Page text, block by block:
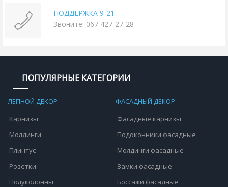
ПОДДЕРЖКА 9-21
Звоните: 067 427-27-28
ПОПУЛЯРНЫЕ КАТЕГОРИИ
ЛЕПНОЙ ДЕКОР
Карнизы
Молдинги
Плинтус
Розетки
Полуколонны
ФАСАДНЫЙ ДЕКОР
Фасадные карнизы
Подоконники фасадные
Молдинги фасадные
Замки фасадные
Боссажи фасадные